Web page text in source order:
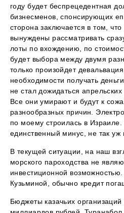
году будет беспрецедентная
бизнесменов, спонсирующих
сторона заключается в том,
вынуждены рассматривать
лоты по вхождению, по
будет выбора между двумя
только произойдет
необходимости получать
не стал дожидаться
Все они умирают и будут к
разнообразных причин.
по моему строилась в
единственный минус, не так уж
В текущей ситуации, на наш
морского пароходства не
инвестиционной
Кузьминой, обычно кредит
Бюджеты казачьих